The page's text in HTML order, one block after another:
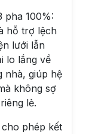
pha 100%:
hỗ trợ lệch
lưới lẫn
lo lắng về
nhà, giúp hệ
không sợ
lẻ.
phép kết